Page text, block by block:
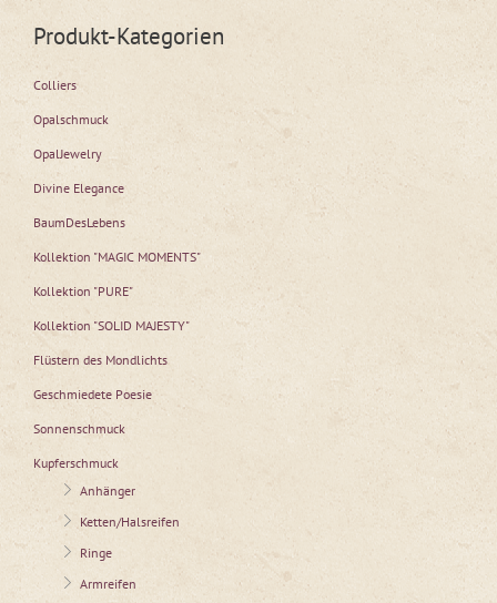
Produkt-Kategorien
Colliers
Opalschmuck
OpalJewelry
Divine Elegance
BaumDesLebens
Kollektion "MAGIC MOMENTS"
Kollektion "PURE"
Kollektion "SOLID MAJESTY"
Flüstern des Mondlichts
Geschmiedete Poesie
Sonnenschmuck
Kupferschmuck
Anhänger
Ketten/Halsreifen
Ringe
Armreifen